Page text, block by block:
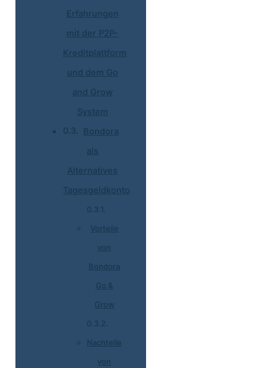
Erfahrungen
mit der P2P-
Kreditplattform
und dem Go
and Grow
System
Bondora
als
Alternatives
Tagesgeldkonto
Vorteile
von
Bondora
Go &
Grow
Nachteile
von